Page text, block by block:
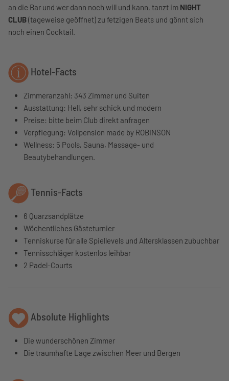
an die Bar und wer dann noch will und kann, tanzt im NIGHT
CLUB(tageweise geöffnet) zu fetzigen Beats und gönnt sich
noch einen Cocktail.
Hotel-Facts
Zimmeranzahl: 343 Zimmer und Suiten
Ausstattung: Hell, sehr schick und modern
Preise: bitte beim Club direkt anfragen
Verpflegung: Vollpension made by ROBINSON
Wellness: 5 Pools, Sauna, Massage- und
Beautybehandlungen.
Tennis-Facts
6 Quarzsandplätze
Wöchentliches Gästeturnier
Tenniskurse für alle Spiellevels und Altersklassen zubuchbar
Tennisschläger kostenlos leihbar
2 Padel-Courts
Absolute Highlights
Die wunderschönen Zimmer
Die traumhafte Lage zwischen Meer und Bergen